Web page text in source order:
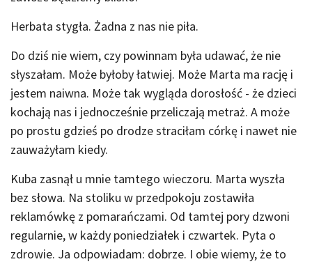
Herbata stygła. Żadna z nas nie piła.
Do dziś nie wiem, czy powinnam była udawać, że nie
słyszałam. Może byłoby łatwiej. Może Marta ma rację i
jestem naiwna. Może tak wygląda dorosłość - że dzieci
kochają nas i jednocześnie przeliczają metraż. A może
po prostu gdzieś po drodze straciłam córkę i nawet nie
zauważyłam kiedy.
Kuba zasnął u mnie tamtego wieczoru. Marta wyszła
bez słowa. Na stoliku w przedpokoju zostawiła
reklamówkę z pomarańczami. Od tamtej pory dzwoni
regularnie, w każdy poniedziałek i czwartek. Pyta o
zdrowie. Ja odpowiadam: dobrze. I obie wiemy, że to